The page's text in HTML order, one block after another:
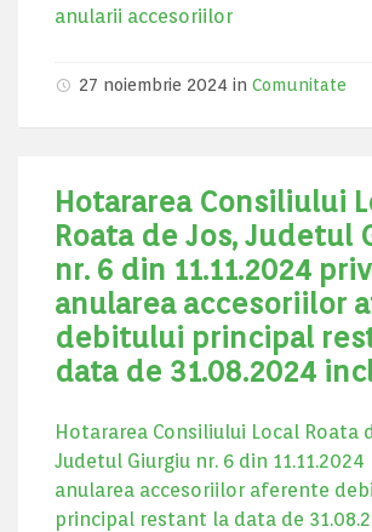
anularii accesoriilor
27 noiembrie 2024 in Comunitate
Hotararea Consiliului
Roata de Jos, Judetul
nr. 6 din 11.11.2024
anularea accesoriilor
debitului principal
data de 31.08.2024
Hotararea Consiliului Local Roata
Judetul Giurgiu nr. 6 din
anularea accesoriilor aferente
principal restant la data de